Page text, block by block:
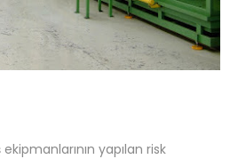
yapılan risk